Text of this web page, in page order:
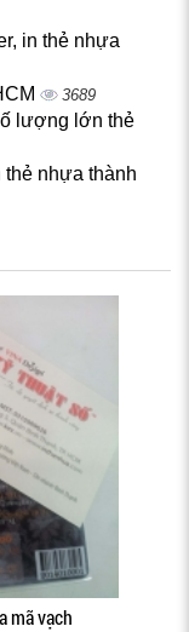
in thẻ nhựa
3689
lượng lớn thẻ
nhựa thành
mã vạch